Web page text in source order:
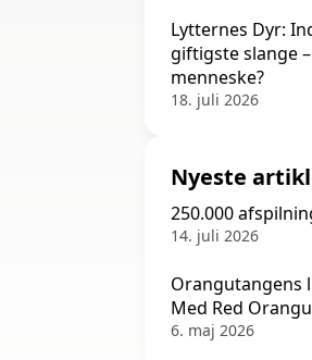
Lytternes Dyr:
giftigste slange
menneske?
18. juli 2026
Nyeste
250.000
14. juli 2026
Orangutangens
Med Red
6. maj 2026